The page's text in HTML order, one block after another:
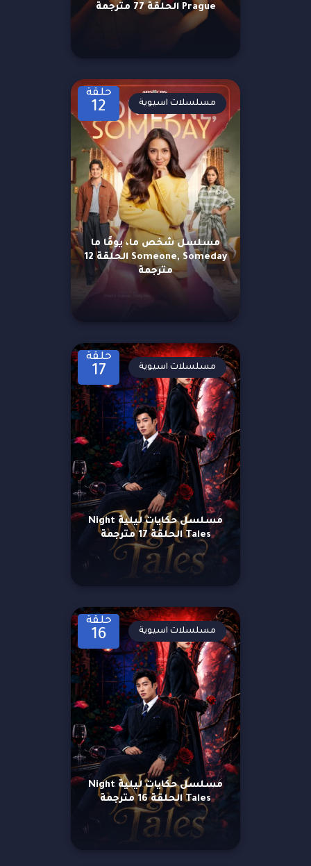
Prague الحلقة 77 مترجمة
حلقة
12
مسلسل شخص ما، يومًا ما
Someone, Someday الحلقة 12
مترجمة
مسلسلات اسيوية
حلقة
17
مسلسل حكايات ليلية Night
Tales الحلقة 17 مترجمة
مسلسلات اسيوية
حلقة
16
مسلسل حكايات ليلية Night
Tales الحلقة 16 مترجمة
مسلسلات اسيوية